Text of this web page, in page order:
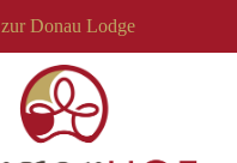
zur Donau Lodge